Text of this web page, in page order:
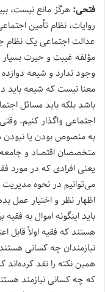
فتحی: هرگز مانع نیست،
روایات، نظام تأمین
عدالت اجتماعی یک نظام
مؤلفه غیبت و حیرت
وجود ندارد و شیعه
معنا نیست که شیعه
باشد بلکه باید مسائل
اجتماعی واگذار کنیم.
به منصوص بودن یا نبودن
متخصصان اقتصاد و
یعنی افرادی که در مورد
می‌توانیم در نحوه
اظهار نظر و اختیار عمل
باید اینگونه اموال به
هستند که فقیه اولاً قابل
نیازمندان چه کسانی
همین نکته را نقد
که چه کسانی نیازمند